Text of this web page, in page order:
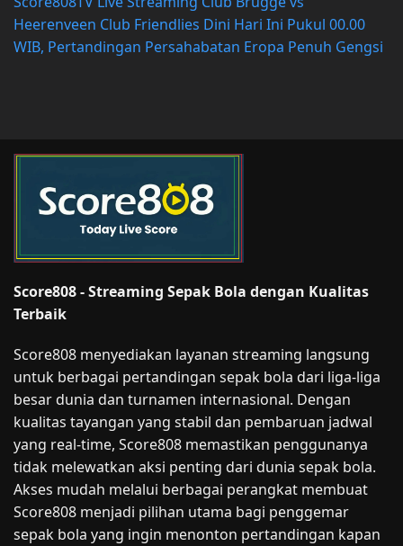
Heerenveen Club Friendlies Dini Hari Ini Pukul 00.00
WIB, Pertandingan Persahabatan Eropa Penuh Gengsi
Score808 - Streaming Sepak Bola dengan Kualitas
Terbaik
Score808 menyediakan layanan streaming langsung
untuk berbagai pertandingan sepak bola dari liga-liga
besar dunia dan turnamen internasional. Dengan
kualitas tayangan yang stabil dan pembaruan jadwal
yang real-time, Score808 memastikan penggunanya
tidak melewatkan aksi penting dari dunia sepak bola.
Akses mudah melalui berbagai perangkat membuat
Score808 menjadi pilihan utama bagi penggemar
sepak bola yang ingin menonton pertandingan kapan